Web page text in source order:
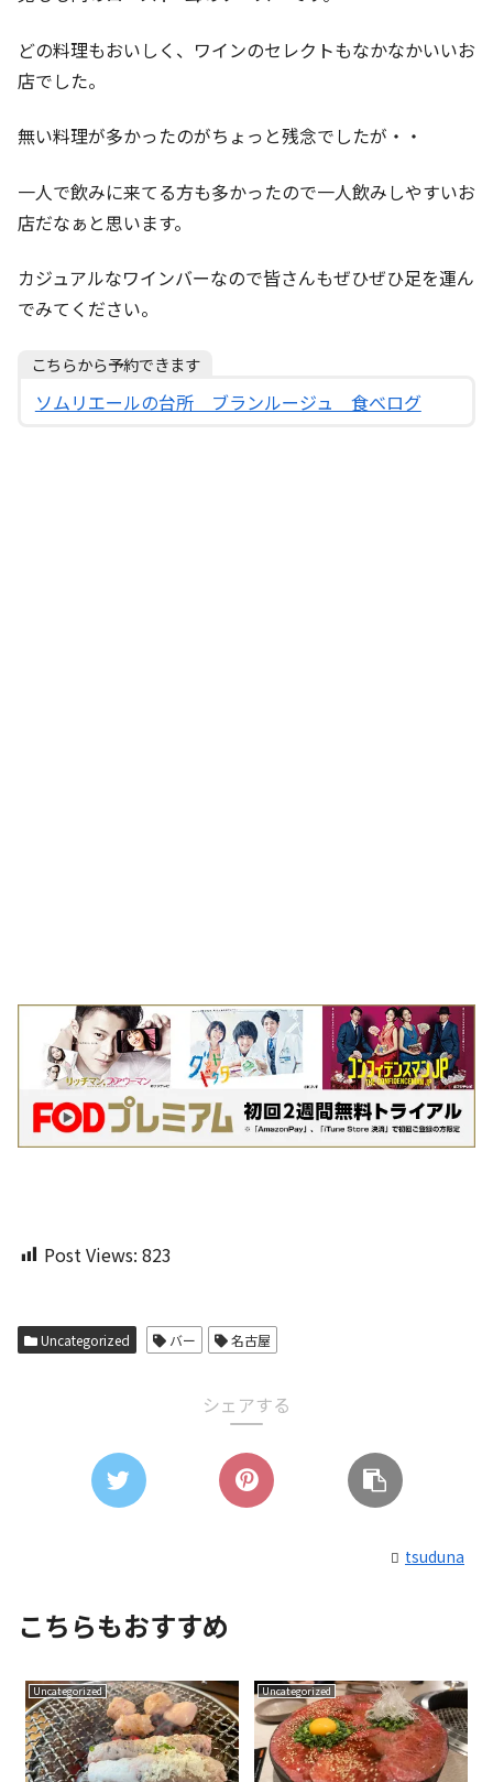
どの料理もおいしく、ワインのセレクトもなかなかいいお
店でした。
無い料理が多かったのがちょっと残念でしたが・・
一人で飲みに来てる方も多かったので一人飲みしやすいお
店だなぁと思います。
カジュアルなワインバーなので皆さんもぜひぜひ足を運ん
でみてください。
こちらから予約できます
ソムリエールの台所 ブランルージュ 食べログ
Post Views: 823
Uncategorized バー 名古屋
シェアする
tsuduna
こちらもおすすめ
Uncategorized Uncategorized